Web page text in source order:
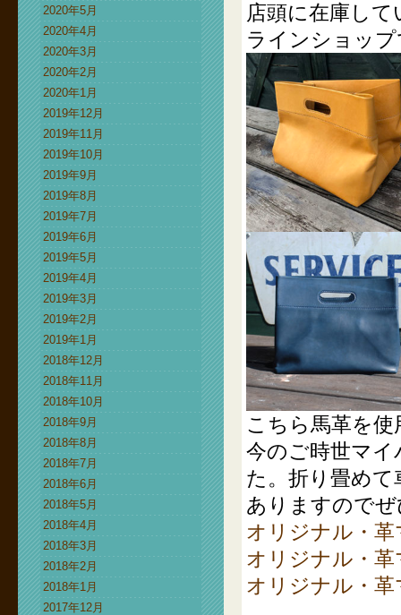
2020年5月
2020年4月
2020年3月
2020年2月
2020年1月
2019年12月
2019年11月
2019年10月
2019年9月
2019年8月
2019年7月
2019年6月
2019年5月
2019年4月
2019年3月
2019年2月
2019年1月
2018年12月
2018年11月
2018年10月
2018年9月
2018年8月
2018年7月
2018年6月
2018年5月
2018年4月
2018年3月
2018年2月
2018年1月
2017年12月
店頭に在庫し
ラインショッ
こちら馬革を使
今のご時世マイ
た。折り畳め
ありますので
オリジナル・
オリジナル・
オリジナル・